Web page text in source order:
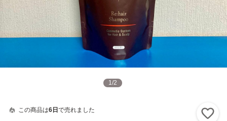
1/2
この商品は6日 で売れました